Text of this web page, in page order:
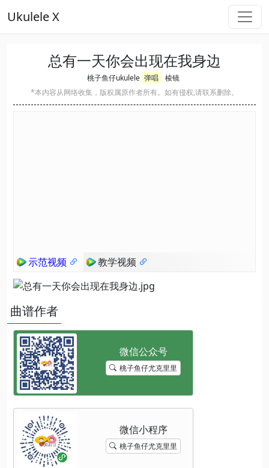
Ukulele X
总有一天你会出现在我身边
桃子鱼仔ukulele 弹唱
棱镜
*本内容从网络收集，版权属原作者所有。如有侵权,请联系删除。
示范视频 教学视频
曲谱作者
桃子鱼仔尤克里里
桃子鱼仔尤克里里